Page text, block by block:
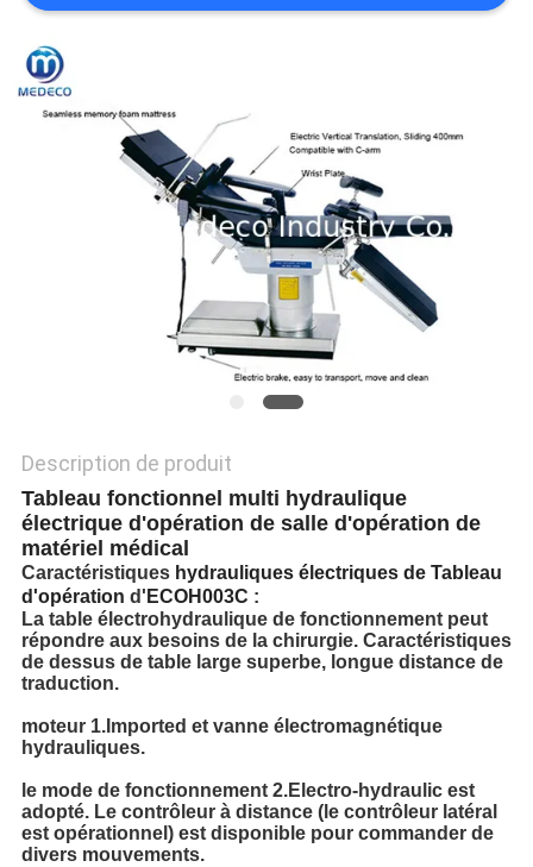
PRIVACY
POLICY
Description de produit
Tableau fonctionnel multi hydraulique
électrique d'opération de salle d'opération de
matériel médical
Caractéristiqueshydrauliques électriques de Tableau
d'opération d' ECOH003C :
La table électrohydraulique de fonctionnement peut
répondre aux besoins de la chirurgie. Caractéristiques
de dessus de table large superbe, longue distance de
traduction.
moteur 1.Imported et vanne électromagnétique
hydrauliques.
le mode de fonctionnement 2.Electro-hydraulic est
adopté. Le contrôleur à distance (le contrôleur latéral
est opérationnel) est disponible pour commander de
divers mouvements.